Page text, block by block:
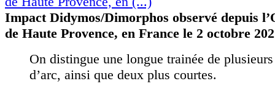
Impact Didymos/Dimorphos observé depuis
de Haute Provence, en France le 2 octobre
On distingue une longue trainée de
d’arc, ainsi que deux plus courtes.